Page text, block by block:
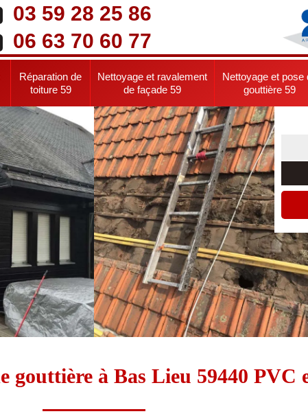
03 59 28 25 86
06 63 70 60 77
Réparation de
toiture 59
Nettoyage et ravalement
de façade 59
Nettoyage et pose
gouttière 59
gouttière à Bas Lieu 59440 PVC